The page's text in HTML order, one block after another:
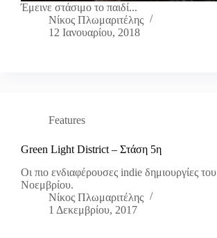
Έμεινε στάσιμο το παιδί...
Νίκος Πλωμαριτέλης
12 Ιανουαρίου, 2018
Features
Green Light District – Στάση 5η
Οι πιο ενδιαφέρουσες indie δημιουργίες του
Νοεμβρίου.
Νίκος Πλωμαριτέλης
1 Δεκεμβρίου, 2017